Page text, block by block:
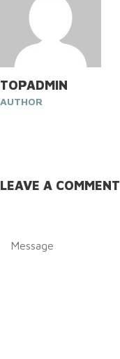
TOPADMIN
AUTHOR
LEAVE A COMMENT